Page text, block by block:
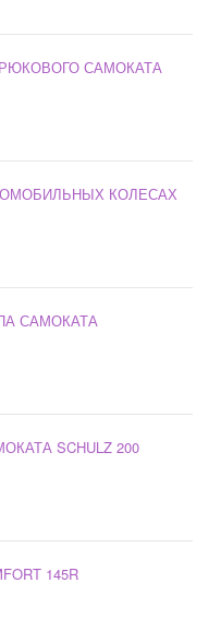
САМОКАТА
КОЛЕСАХ
САМОКАТА
SCHULZ 200
145R